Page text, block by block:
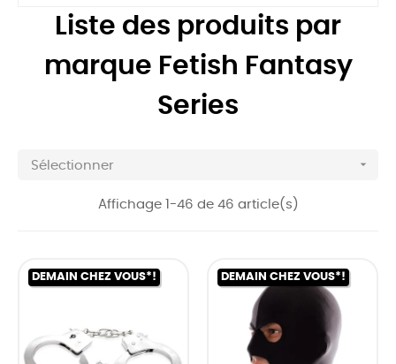
Liste des produits par
marque Fetish Fantasy
Series
Sélectionner 
Affichage 1-46 de 46 article(s)
DEMAIN CHEZ VOUS*! DEMAIN CHEZ VOUS*!